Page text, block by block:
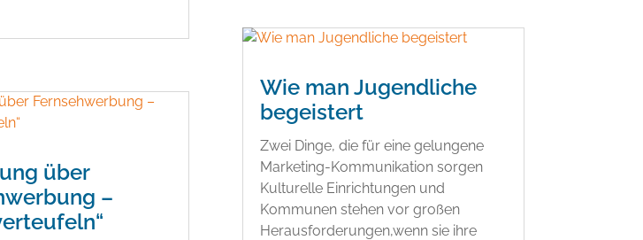
über
–
Wie man Jugendliche
begeistert
Zwei Dinge, die für eine gelungene
Marketing-Kommunikation sorgen
Kulturelle Einrichtungen und
Kommunen stehen vor großen
Herausforderungen,wenn sie ihre